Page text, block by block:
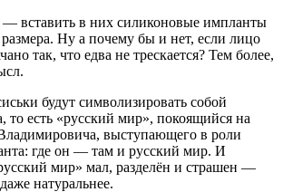
вставить в них силиконовые импланты
размера. Ну а почему бы и нет, если лицо
так, что едва не трескается? Тем более,
будут символизировать собой
то есть «русский мир», покоящийся на
выступающего в роли
где он — там и русский мир. И
мир» мал, разделён и страшен —
натуральнее.